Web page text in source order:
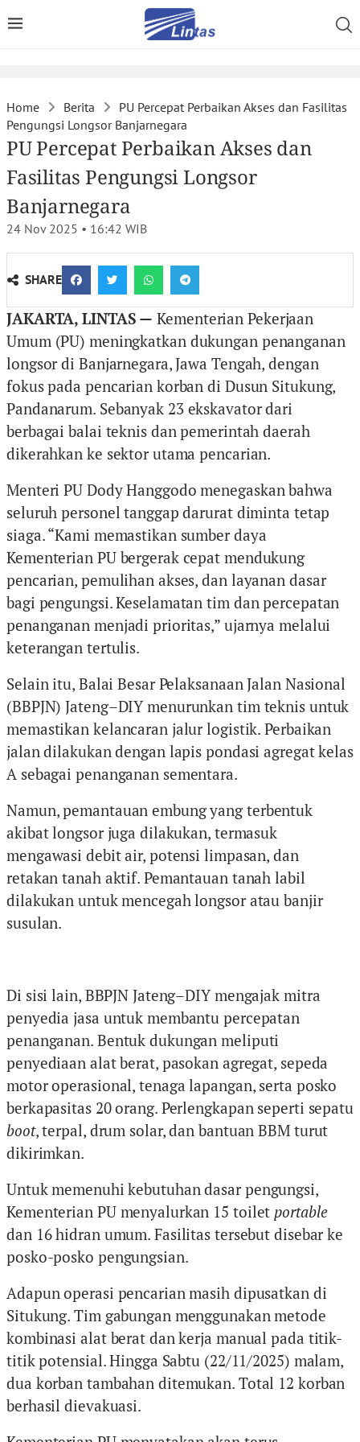
Home Berita
PU Percepat Perbaikan Akses dan Fasilitas
Pengungsi Longsor Banjarnegara
PU Percepat Perbaikan Akses dan
Fasilitas Pengungsi Longsor
Banjarnegara
24 Nov 2025 • 16:42 WIB
SHARE
JAKARTA, LINTAS — Kementerian Pekerjaan
Umum (PU) meningkatkan dukungan penanganan
longsor di Banjarnegara, Jawa Tengah, dengan
fokus pada pencarian korban di Dusun Situkung,
Pandanarum. Sebanyak 23 ekskavator dari
berbagai balai teknis dan pemerintah daerah
dikerahkan ke sektor utama pencarian.
Menteri PU Dody Hanggodo menegaskan bahwa
seluruh personel tanggap darurat diminta tetap
siaga. “Kami memastikan sumber daya
Kementerian PU bergerak cepat mendukung
pencarian, pemulihan akses, dan layanan dasar
bagi pengungsi. Keselamatan tim dan percepatan
penanganan menjadi prioritas,” ujarnya melalui
keterangan tertulis.
Selain itu, Balai Besar Pelaksanaan Jalan Nasional
(BBPJN) Jateng–DIY menurunkan tim teknis untuk
memastikan kelancaran jalur logistik. Perbaikan
jalan dilakukan dengan lapis pondasi agregat kelas
A sebagai penanganan sementara.
Namun, pemantauan embung yang terbentuk
akibat longsor juga dilakukan, termasuk
mengawasi debit air, potensi limpasan, dan
retakan tanah aktif. Pemantauan tanah labil
dilakukan untuk mencegah longsor atau banjir
susulan.
Di sisi lain, BBPJN Jateng–DIY mengajak mitra
penyedia jasa untuk membantu percepatan
penanganan. Bentuk dukungan meliputi
penyediaan alat berat, pasokan agregat, sepeda
motor operasional, tenaga lapangan, serta posko
berkapasitas 20 orang. Perlengkapan seperti sepatu
boot, terpal, drum solar, dan bantuan BBM turut
dikirimkan.
Untuk memenuhi kebutuhan dasar pengungsi,
Kementerian PU menyalurkan 15 toilet portable
dan 16 hidran umum. Fasilitas tersebut disebar ke
posko-posko pengungsian.
Adapun operasi pencarian masih dipusatkan di
Situkung. Tim gabungan menggunakan metode
kombinasi alat berat dan kerja manual pada titik-
titik potensial. Hingga Sabtu (22/11/2025) malam,
dua korban tambahan ditemukan. Total 12 korban
berhasil dievakuasi.